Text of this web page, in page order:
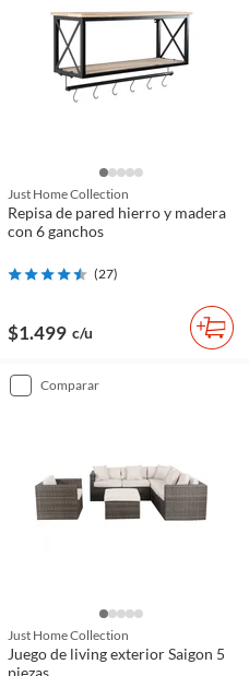
Just Home Collection
Repisa de pared hierro y madera
con 6 ganchos
(27)
$1.499 c/u
comparar
Just Home Collection
Juego de living exterior Saigon 5
piezas